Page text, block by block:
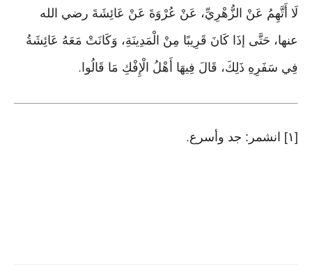
لَا أَتَّهِمُ عَنْ الزُّهْرِيِّ، عَنْ عُرْوَةَ عَنْ عَائِشَةَ رضي الله
عنها، حَتَّى إذَا كَانَ قَرِيبًا مِنْ الْمَدِينَةِ، وَكَانَتْ مَعَهُ عَائِشَةُ
فِي سَفَرِهِ ذَلِكَ، قَالَ فِيهَا أَهْلُ الْإِفْكِ مَا قَالُوا .
[١] انشمر: جد وأسرع .